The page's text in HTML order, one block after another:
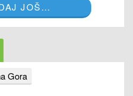
JOŠ…
Gora